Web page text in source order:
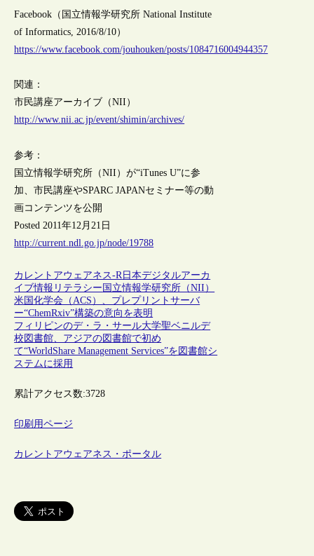
Facebook（国立情報学研究所 National Institute
of Informatics, 2016/8/10）
https://www.facebook.com/jouhouken/posts/1084716004944357
関連：
市民講座アーカイブ（NII）
http://www.nii.ac.jp/event/shimin/archives/
参考：
国立情報学研究所（NII）が“iTunes U”に参
加、市民講座やSPARC JAPANセミナー等の動
画コンテンツを公開
Posted 2011年12月21日
http://current.ndl.go.jp/node/19788
カレントアウェアネス-R 日本デジタルアーカ
イブ情報リテラシー 国立情報学研究所（NII）
米国化学会（ACS）、プレプリントサーバ
ー“ChemRxiv”構築の意向を表明
フィリピンのデ・ラ・サール大学聖ベニルデ
校図書館、アジアの図書館で初め
て“WorldShare Management Services”を図書館シ
ステムに採用
累計アクセス数:3728
印刷用ページ
カレントアウェアネス・ポータル